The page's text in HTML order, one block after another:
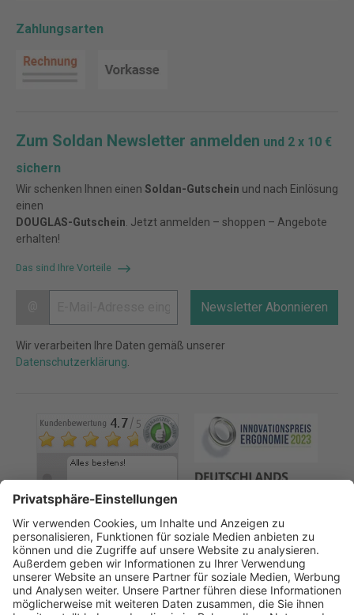
Zahlungsarten
Zum Soldan Newsletter anmelden und 2 x 10 €
sichern
Wir schenken Ihnen einen Soldan-Gutschein und nach Einlösung
einen
DOUGLAS-Gutschein . Jetzt anmelden – shoppen – Angebote
erhalten!
Das sind Ihre Vorteile
Newsletter Abonnieren
Wir verarbeiten Ihre Daten gemäß unserer
Datenschutzerklärung